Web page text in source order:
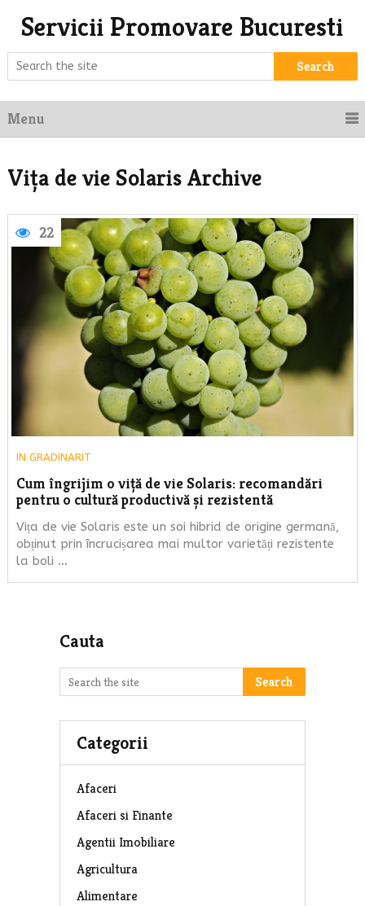
Servicii Promovare Bucuresti
Search
Menu
Vița de vie Solaris Archive
22
IN GRADINARIT
Cum îngrijim o viță de vie Solaris: recomandări
pentru o cultură productivă și rezistentă
Vița de vie Solaris este un soi hibrid de origine germană,
obținut prin încrucișarea mai multor varietăți rezistente
la boli …
Cauta
Search
Categorii
Afaceri
Afaceri si Finante
Agentii Imobiliare
Agricultura
Alimentare